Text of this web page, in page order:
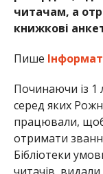
читачам, а
книжкові
Пише
Починаючи із 1
серед яких
працювали,
отримати
Бібліотеки